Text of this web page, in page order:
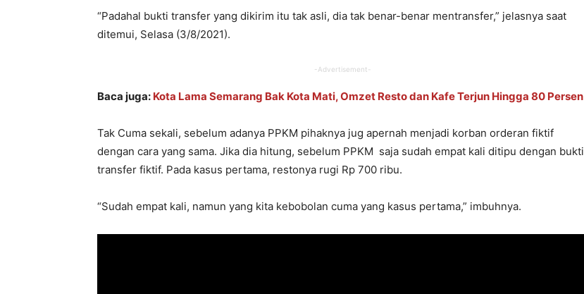
“Padahal bukti transfer yang dikirim itu tak asli, dia tak benar-benar mentransfer,” jelasnya saat
ditemui, Selasa (3/8/2021).
-Advertisement-
Baca juga: Kota Lama Semarang Bak Kota Mati, Omzet Resto dan Kafe Terjun Hingga 80 Persen
Tak Cuma sekali, sebelum adanya PPKM pihaknya jug apernah menjadi korban orderan fiktif
dengan cara yang sama. Jika dia hitung, sebelum PPKM saja sudah empat kali ditipu dengan bukti
transfer fiktif. Pada kasus pertama, restonya rugi Rp 700 ribu.
“Sudah empat kali, namun yang kita kebobolan cuma yang kasus pertama,” imbuhnya.